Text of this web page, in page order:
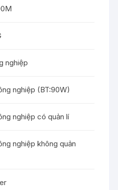
nghiệp
nghiệp (BT:90W)
nghiệp có quản lí
nghiệp không quản